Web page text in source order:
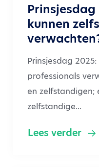
kunnen
Prinsjesdag
professionals
en zelfstandigen;
zelfstandige...
Lees verder